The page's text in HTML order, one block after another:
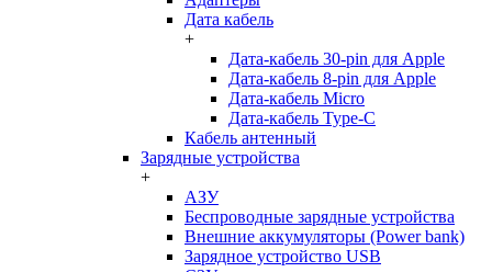
Дата кабель
+
Дата-кабель 30-pin для Apple
Дата-кабель 8-pin для Apple
Дата-кабель Micro
Дата-кабель Type-C
Кабель антенный
Зарядные устройства
+
АЗУ
Беспроводные зарядные устройства
Внешние аккумуляторы (Power bank)
Зарядное устройство USB